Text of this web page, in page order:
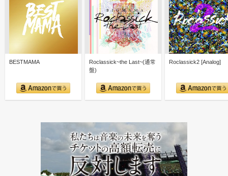
BESTMAMA
Roclassick~the Last~(通常
盤)
Roclassick2 [Analog]